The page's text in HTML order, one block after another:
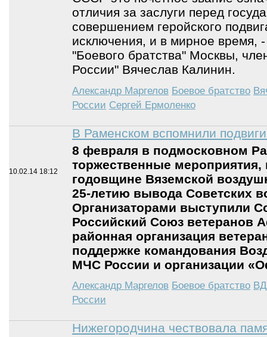
отличия за заслуги перед
совершением геройского
исключения, и в мирное время,
"Боевого братства" Москвы,
России" Вячеслав Калинин.
Александр Маргелов Боевое братство
России Сергей Ермоленко
10.02.14 18:12
В Раменском вспомнили
8 февраля в подмосковном
торжественные
годовщине Вяземской
25-летию вывода Советских
Организаторами выступили
Российский Союз ветеранов
районная организация
поддержке командования
МЧС России и организации
Александр Маргелов Боевое братство
России
Нижегородчина чествовала